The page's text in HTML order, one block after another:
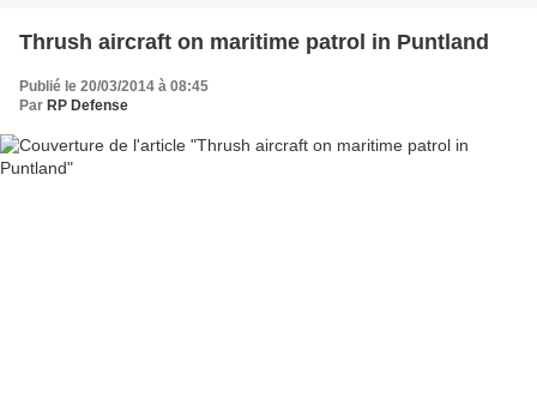
Thrush aircraft on maritime patrol in Puntland
Publié le 20/03/2014 à 08:45
Par RP Defense